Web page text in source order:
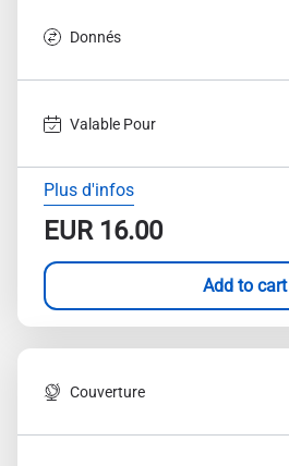
Donnés
Valable Pour
Plus d'infos
EUR16.00
Add to cart
Couverture